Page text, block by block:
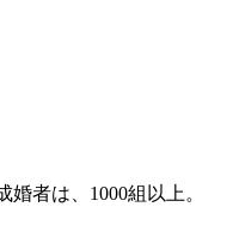
者は、1000組以上。